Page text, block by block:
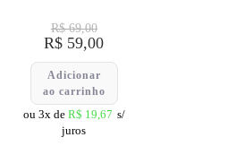
R$69,00
R$ 59,00
Adicionar
ao carrinho
ou 3x de R$ 19,67 s/
juros